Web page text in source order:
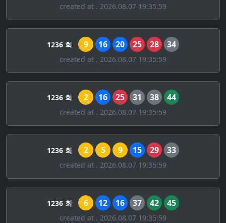
created at . 2026.08.07 19:35:59
1236 회 9 16 20 25 28 34
created at . 2026.08.07 19:35:59
1236 회 2 16 25 31 38 44
created at . 2026.08.07 19:35:59
1236 회 2 5 9 15 29 33
created at . 2026.08.07 19:35:59
1236 회 6 12 16 37 42 45
created at . 2026.08.07 19:35:59